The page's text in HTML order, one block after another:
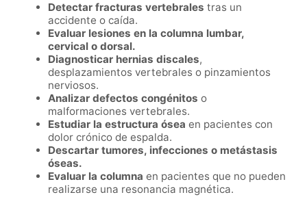
Detectar fracturas vertebrales tras un
accidente o caída.
Evaluar lesiones en la columna lumbar,
cervical o dorsal.
Diagnosticar hernias discales,
desplazamientos vertebrales o pinzamientos
nerviosos.
Analizar defectos congénitos o
malformaciones vertebrales.
Estudiar la estructura ósea en pacientes con
dolor crónico de espalda.
Descartar tumores, infecciones o metástasis
óseas.
Evaluar la columna en pacientes que no pueden
realizarse una resonancia magnética.